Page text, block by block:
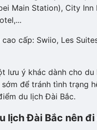
Main Station), City Inn
cao cấp: Swiio, Les
lưu ý khác dành cho du
để tránh tình trạng
du lịch Đài Bắc.
lịch Đài Bắc nên đi